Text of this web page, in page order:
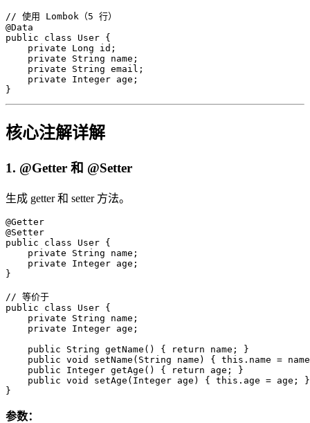
// 使用 Lombok（5 行）
@Data
public class User {
private Long id;
private String name;
private String email;
private Integer age;
}
核心注解详解
1. @Getter 和 @Setter
生成 getter 和 setter 方法。
@Getter
@Setter
public class User {
private String name;
private Integer age;
}
// 等价于
public class User {
private String name;
private Integer age;
public String getName() { return name; }
public void setName(String name) { this.name =
public Integer getAge() { return age; }
public void setAge(Integer age) { this.age = age; }
}
参数：